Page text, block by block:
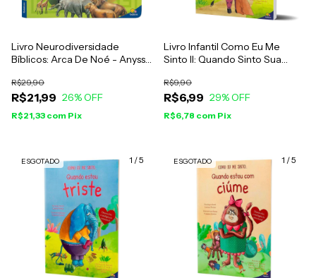
Livro Neurodiversidade
Bíblicos: Arca De Noé - Anyssa
R$21,99
R$29,90
26% OFF
R$21,33 com Pix
Livro Infantil Como Eu Me
Sinto II: Quando Sinto Sua
Vanessa Justino
R$6,99
R$9,90
29% OFF
R$6,78 com Pix
1 /5
ESGOTADO 1 /5
ESGOTADO